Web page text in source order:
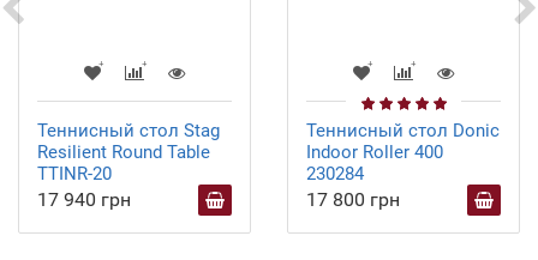
Теннисный стол Stag
Resilient Round Table
TTINR-20
17 940 грн
Теннисный стол Donic
Indoor Roller 400
230284
17 800 грн